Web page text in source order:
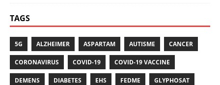
TAGS
5G ALZHEIMER ASPARTAM AUTISME CANCER
CORONAVIRUS COVID-19 COVID-19 VACCINE
DEMENS DIABETES EHS FEDME GLYPHOSAT